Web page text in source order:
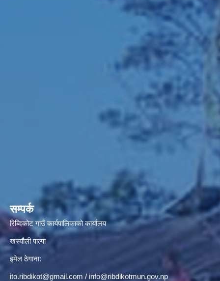
सम्पर्क
रिब्दिकोट गाउँ कार्यपालिकाको कार्यालय
खस्यौली पाल्पा
इमेल ठेगाना:
ito.ribdikot@gmail.com / info@ribdikotmun.gov.np